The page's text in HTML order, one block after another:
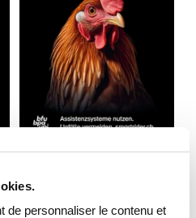
de personnaliser le contenu et